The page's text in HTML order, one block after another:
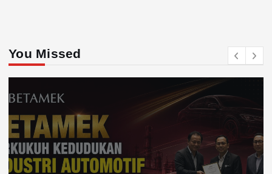
You Missed